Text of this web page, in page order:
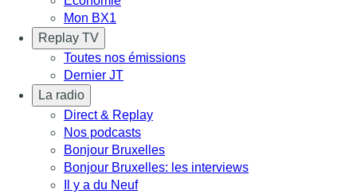
Mon BX1
Replay TV
Toutes nos émissions
Dernier JT
La radio
Direct & Replay
Nos podcasts
Bonjour Bruxelles
Bonjour Bruxelles: les interviews
Il y a du Neuf